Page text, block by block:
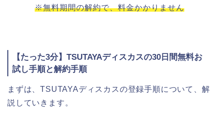
※無料期間の解約で、料金かかりません
【たった3分】TSUTAYAディスカスの30日間無料お
試し手順と解約手順
まずは、TSUTAYAディスカスの登録手順について、解
説していきます。